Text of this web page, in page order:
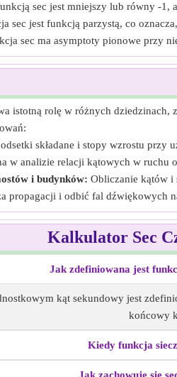
sec jest mniejszy lub równy -1,
sec jest funkcją parzystą, co
sec ma asymptoty pionowe przy
istotną rolę w różnych
składane i stopy wzrostu przy
w analizie relacji kątowych w ruchu
i budynków: Obliczanie kątów i
propagacji i odbić fal dźwiękowych
Kalkulator Sec
Jak zdefiniowana jest
kąt sekundowy jest
końcowy
Kiedy funkcja